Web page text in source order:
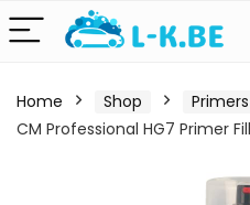
Home Shop Primers
CM Professional HG7 Primer